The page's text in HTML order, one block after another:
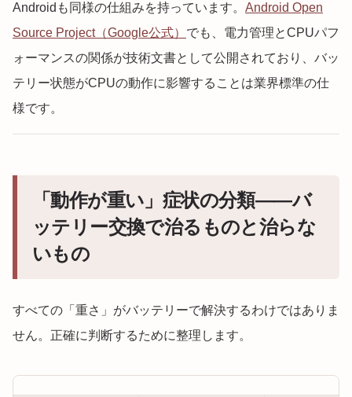
Androidも同様の仕組みを持っています。 Android Open
Source Project（Google公式） でも、電力管理とCPUパフ
ォーマンスの関係が技術文書として公開されており、バッ
テリー状態がCPUの動作に影響することは業界標準の仕
様です。
「動作が重い」症状の分類——バ
ッテリー交換で治るものと治らな
いもの
すべての「重さ」がバッテリーで解決するわけではありま
せん。正確に判断するために整理します。